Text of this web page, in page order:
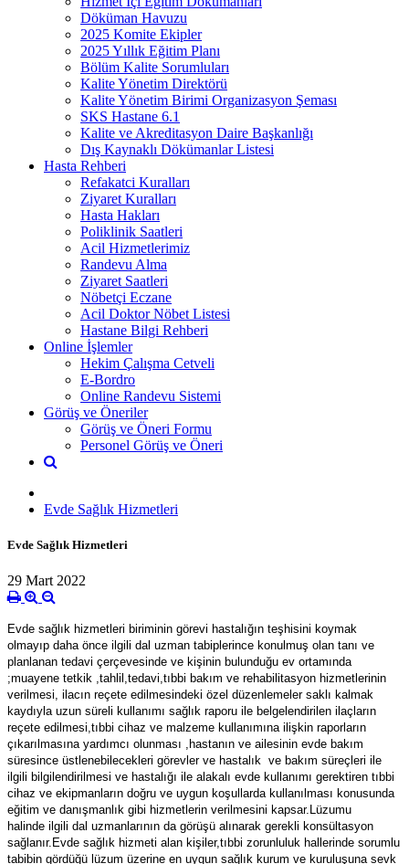
Döküman Havuzu
2025 Komite Ekipler
2025 Yıllık Eğitim Planı
Bölüm Kalite Sorumluları
Kalite Yönetim Direktörü
Kalite Yönetim Birimi Organizasyon Şeması
SKS Hastane 6.1
Kalite ve Akreditasyon Daire Başkanlığı
Dış Kaynaklı Dökümanlar Listesi
Hasta Rehberi
Refakatci Kuralları
Ziyaret Kuralları
Hasta Hakları
Poliklinik Saatleri
Acil Hizmetlerimiz
Randevu Alma
Ziyaret Saatleri
Nöbetçi Eczane
Acil Doktor Nöbet Listesi
Hastane Bilgi Rehberi
Online İşlemler
Hekim Çalışma Cetveli
E-Bordro
Online Randevu Sistemi
Görüş ve Öneriler
Görüş ve Öneri Formu
Personel Görüş ve Öneri
Evde Sağlık Hizmetleri
Evde Sağlık Hizmetleri
29 Mart 2022
Evde sağlık hizmetleri biriminin görevi hastalığın teşhisini koymak
olmayıp daha önce ilgili dal uzman tabiplerince konulmuş olan tanı ve
planlanan tedavi çerçevesinde ve kişinin bulunduğu ev ortamında
;muayene tetkik ,tahlil,tedavi,tıbbi bakım ve rehabilitasyon hizmetlerinin
verilmesi, ilacın reçete edilmesindeki özel düzenlemeler saklı kalmak
kaydıyla uzun süreli kullanımı sağlık raporu ile belgelendirilen ilaçların
reçete edilmesi,tıbbi cihaz ve malzeme kullanımına ilişkin raporların
çıkarılmasına yardımcı olunması ,hastanın ve ailesinin evde bakım
süresince üstlenebilecekleri görevler ve hastalık ve bakım süreçleri ile
ilgili bilgilendirilmesi ve hastalığı ile alakalı evde kullanımı gerektiren tıbbi
cihaz ve ekipmanların doğru ve uygun koşullarda kullanılması konusunda
eğitim ve danışmanlık gibi hizmetlerin verilmesini kapsar.Lüzumu
halinde ilgili dal uzmanlarının da görüşü alınarak gerekli konsültasyon
sağlanır.Evde sağlık hizmeti alan kişiler,tıbbi zorunluluk hallerinde sorumlu
tabibin gördüğü lüzum üzerine en uygun sağlık kurum ve kuruluşuna sevk